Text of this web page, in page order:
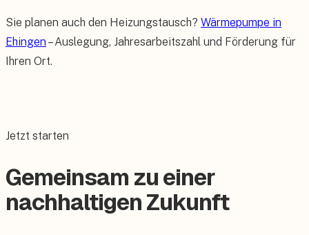
Sie planen auch den Heizungstausch? Wärmepumpe in
Ehingen – Auslegung, Jahresarbeitszahl und Förderung für
Ihren Ort.
Jetzt starten
Gemeinsam zu einer
nachhaltigen Zukunft